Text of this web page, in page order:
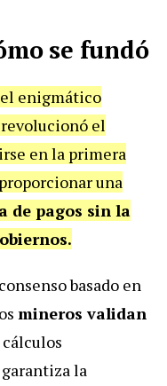
se fundó
el enigmático
revolucionó el
en la primera
una
de pagos sin la
basado en
mineros validan
la